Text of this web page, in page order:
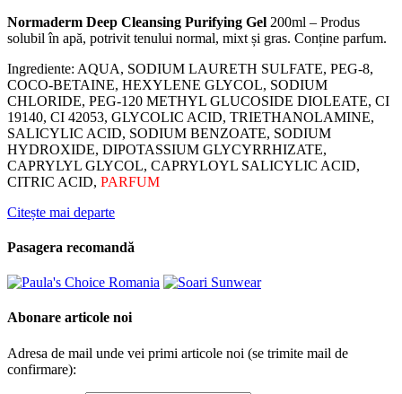
Normaderm Deep Cleansing Purifying Gel 200ml – Produs
solubil în apă, potrivit tenului normal, mixt și gras. Conține parfum.
Ingrediente: AQUA, SODIUM LAURETH SULFATE, PEG-8,
COCO-BETAINE, HEXYLENE GLYCOL, SODIUM
CHLORIDE, PEG-120 METHYL GLUCOSIDE DIOLEATE, CI
19140, CI 42053, GLYCOLIC ACID, TRIETHANOLAMINE,
SALICYLIC ACID, SODIUM BENZOATE, SODIUM
HYDROXIDE, DIPOTASSIUM GLYCYRRHIZATE,
CAPRYLYL GLYCOL, CAPRYLOYL SALICYLIC ACID,
CITRIC ACID, PARFUM
Citește mai departe
Pasagera recomandă
Abonare articole noi
Adresa de mail unde vei primi articole noi (se trimite mail de
confirmare):